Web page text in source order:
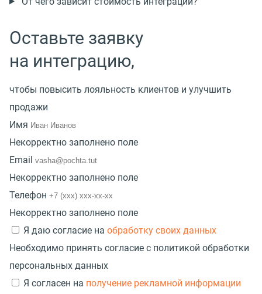
Оставьте заявку
на интеграцию,
чтобы повысить лояльность клиентов и улучшить
продажи
Имя
Некорректно заполнено поле
Email
Некорректно заполнено поле
Телефон
Некорректно заполнено поле
Я даю согласие на обработку своих данных
Необходимо принять согласие с политикой обработки
персональных данных
Я согласен на получение рекламной информации